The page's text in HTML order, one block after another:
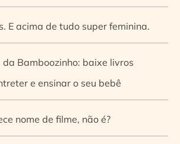
E acima de tudo super feminina.
Bamboozinho: baixe livros
e ensinar o seu bebê
nome de filme, não é?